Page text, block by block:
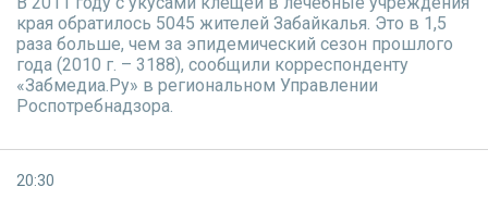
края обратилось 5045 жителей Забайкалья. Это в 1,5
раза больше, чем за эпидемический сезон прошлого
года (2010 г. – 3188), сообщили корреспонденту
«Забмедиа.Ру» в региональном Управлении
Роспотребнадзора.
20:30